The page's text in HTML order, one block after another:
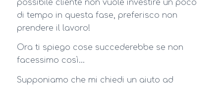
possibile cliente non vuole investire un poco
di tempo in questa fase, preferisco non
prendere il lavoro!
Ora ti spiego cose succederebbe se non
facessimo così…
Supponiamo che mi chiedi un aiuto ad